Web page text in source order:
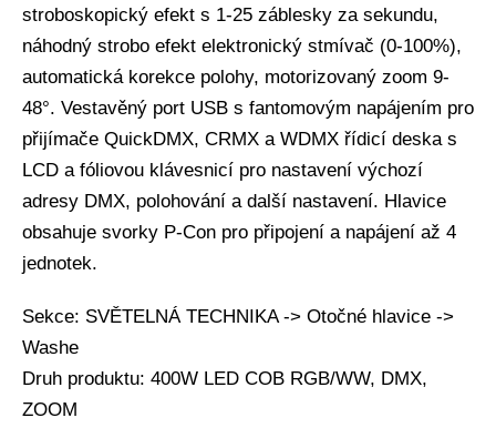
stroboskopický efekt s 1-25 záblesky za sekundu,
náhodný strobo efekt elektronický stmívač (0-100%),
automatická korekce polohy, motorizovaný zoom 9-
48°. Vestavěný port USB s fantomovým napájením pro
přijímače QuickDMX, CRMX a WDMX řídicí deska s
LCD a fóliovou klávesnicí pro nastavení výchozí
adresy DMX, polohování a další nastavení. Hlavice
obsahuje svorky P-Con pro připojení a napájení až 4
jednotek.
Sekce: SVĚTELNÁ TECHNIKA -> Otočné hlavice ->
Washe
Druh produktu: 400W LED COB RGB/WW, DMX,
ZOOM